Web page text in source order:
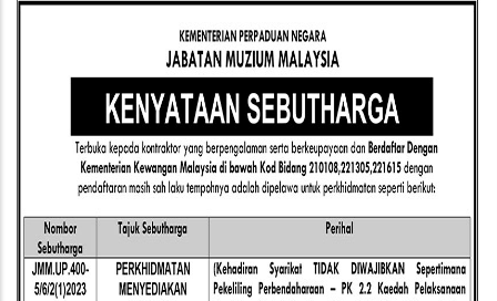
Sebutharga)
Perkhidmatan
Menyediakan
Pameran
Sementara
100
Tahun
Sinema
Malaysia
Tahun